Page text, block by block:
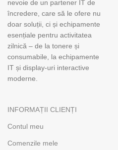
nevoie de un partener IT de
încredere, care să le ofere nu
doar soluții, ci și echipamente
esențiale pentru activitatea
zilnică – de la tonere și
consumabile, la echipamente
IT și display-uri interactive
moderne.
INFORMAȚII CLIENȚI
Contul meu
Comenzile mele